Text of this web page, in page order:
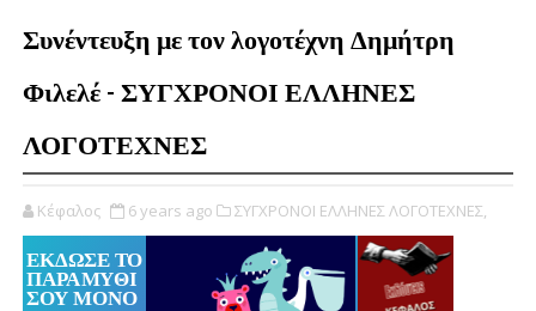
Συνέντευξη με τον λογοτέχνη Δημήτρη
Φιλελέ - ΣΥΓΧΡΟΝΟΙ ΕΛΛΗΝΕΣ
ΛΟΓΟΤΕΧΝΕΣ
Κέφαλος 6 years ago ΣΥΓΧΡΟΝΟΙ ΕΛΛΗΝΕΣ ΛΟΓΟΤΕΧΝΕΣ,